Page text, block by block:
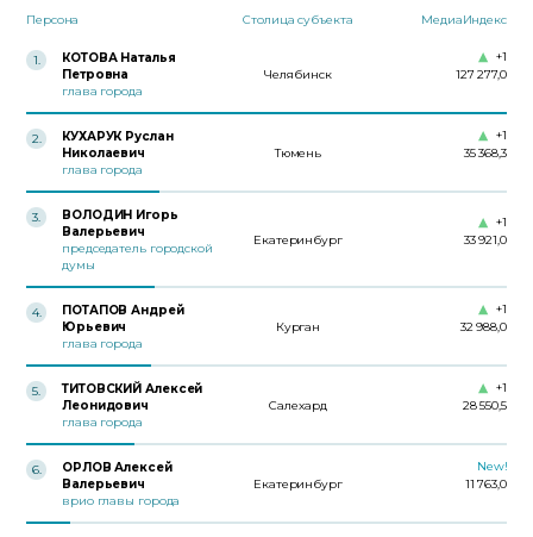
Персона Столица субъекта МедиаИндекс
1.
КОТОВА Наталья
Петровна
глава города
Челябинск 127 277,0
+1
2.
КУХАРУК Руслан
Николаевич
глава города
Тюмень 35 368,3
+1
3.
ВОЛОДИН Игорь
Валерьевич
председатель городской
думы
Екатеринбург 33 921,0
+1
4.
ПОТАПОВ Андрей
Юрьевич
глава города
Курган 32 988,0
+1
5.
ТИТОВСКИЙ Алексей
Леонидович
глава города
Салехард 28 550,5
+1
6.
ОРЛОВ Алексей
Валерьевич
врио главы города
Екатеринбург 11 763,0
New!